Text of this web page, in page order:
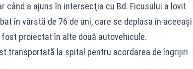
când a ajuns în intersecţia cu Bd. Ficusului a lovit
în vârstă de 76 de ani, care se deplasa în aceeaşi
proiectat în alte două autovehicule.
transportată la spital pentru acordarea de îngrijiri